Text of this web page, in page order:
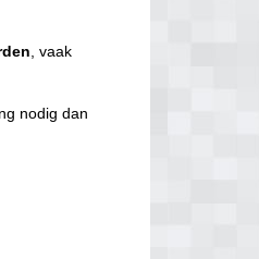
, vaak
nodig dan